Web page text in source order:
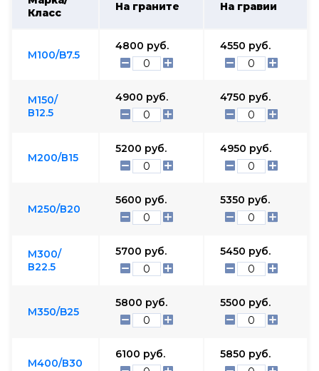
Класс
На граните На гравии
М100/B7.5
4800 руб. 4550 руб.
М150/
В12.5
4900 руб. 4750 руб.
М200/В15
5200 руб. 4950 руб.
М250/В20
5600 руб. 5350 руб.
М300/
В22.5
5700 руб. 5450 руб.
М350/B25
5800 руб. 5500 руб.
М400/В30
6100 руб. 5850 руб.